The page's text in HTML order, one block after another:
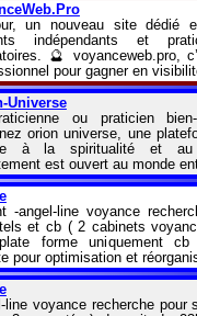
un nouveau site dédié
indépendants et
🔮 voyanceweb.pro,
pour gagner en
Universe
ou praticien
orion universe, une
à la spiritualité et au
est ouvert au monde
-angel-line voyance
et cb ( 2 cabinets
forme uniquement cb
pour optimisation et
line voyance recherche pour